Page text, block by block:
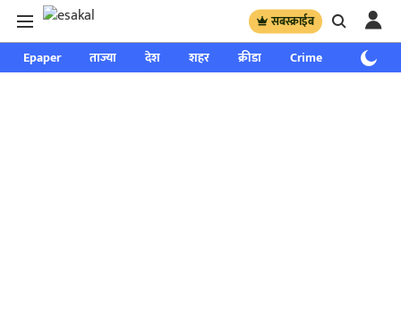
सबस्क्राईब
Epaper ताज्या देश शहर क्रीडा Crime साप्ताहिक